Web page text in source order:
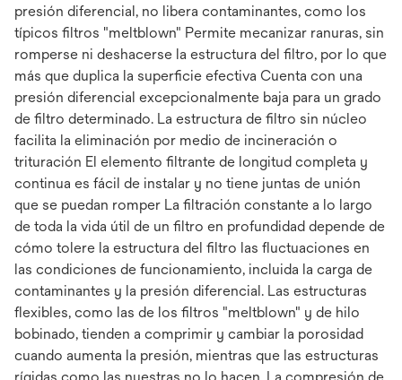
presión diferencial, no libera contaminantes, como los
típicos filtros "meltblown" Permite mecanizar ranuras, sin
romperse ni deshacerse la estructura del filtro, por lo que
más que duplica la superficie efectiva Cuenta con una
presión diferencial excepcionalmente baja para un grado
de filtro determinado. La estructura de filtro sin núcleo
facilita la eliminación por medio de incineración o
trituración El elemento filtrante de longitud completa y
continua es fácil de instalar y no tiene juntas de unión
que se puedan romper La filtración constante a lo largo
de toda la vida útil de un filtro en profundidad depende de
cómo tolere la estructura del filtro las fluctuaciones en
las condiciones de funcionamiento, incluida la carga de
contaminantes y la presión diferencial. Las estructuras
flexibles, como las de los filtros "meltblown" y de hilo
bobinado, tienden a comprimir y cambiar la porosidad
cuando aumenta la presión, mientras que las estructuras